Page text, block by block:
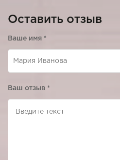
Оставить отзыв
Ваше имя *
Ваш отзыв *